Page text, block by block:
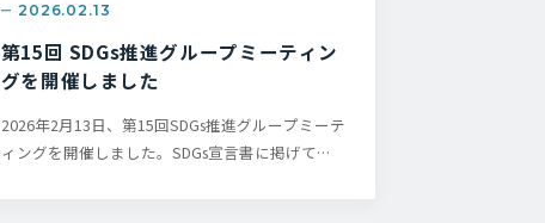
2026.02.13
第15回 SDGs推進グループミーティン
グを開催しました
2026年2月13日、第15回SDGs推進グループミーテ
ィングを開催しました。SDGs宣言書に掲げて…